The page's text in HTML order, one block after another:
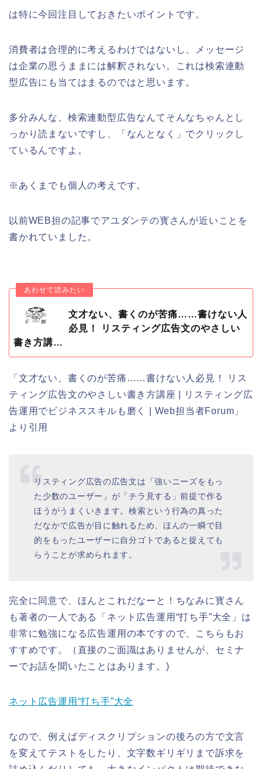
は特に今回注目しておきたいポイントです。
消費者は合理的に考えるわけではないし、メッセージ
は企業の思うままには解釈されない。これは検索連動
型広告にも当てはまるのではと思います。
多分みんな、検索連動型広告なんてそんなちゃんとし
っかり読まないですし、「なんとなく」でクリックし
ているんですよ。
※あくまでも個人の考えです。
以前WEB担の記事でアユダンテの寳さんが近いことを
書かれていました。
文才ない、書くのが苦痛……書けない人
必見！ リスティング広告文のやさしい
書き方講…
「文才ない、書くのが苦痛……書けない人必見！ リス
ティング広告文のやさしい書き方講座 | リスティング広
告運用でビジネススキルも磨く | Web担当者Forum」
より引用
リスティング広告の広告文は「強いニーズをもっ
た少数のユーザー」が「チラ見する」前提で作る
ほうがうまくいきます。検索という行為の真った
だなかで広告が目に触れるため、ほんの一瞬で目
的をもったユーザーに自分ゴトであると捉えても
らうことが求められます。
完全に同意で、ほんとこれだなーと！ちなみに寳さん
も著者の一人である「ネット広告運用“打ち手”大全」は
非常に勉強になる広告運用の本ですので、こちらもお
すすめです。（直接のご面識はありませんが、セミナ
ーでお話を聞いたことはあります。)
ネット広告運用“打ち手”大全
なので、例えばディスクリプションの後ろの方で文言
を変えてテストをしたり、文字数ギリギリまで訴求を